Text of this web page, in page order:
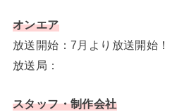
オンエア
放送開始：7月より放送開始！
放送局：
スタッフ・制作会社